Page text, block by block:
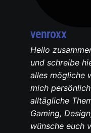
venroxx
Hello
und schreibe
alles mögliche
mich
alltägliche
Gaming,
wünsche euch